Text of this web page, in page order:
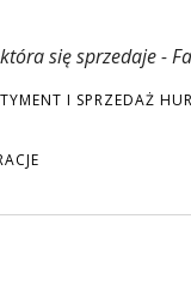
się sprzedaje -
I SPRZEDAŻ